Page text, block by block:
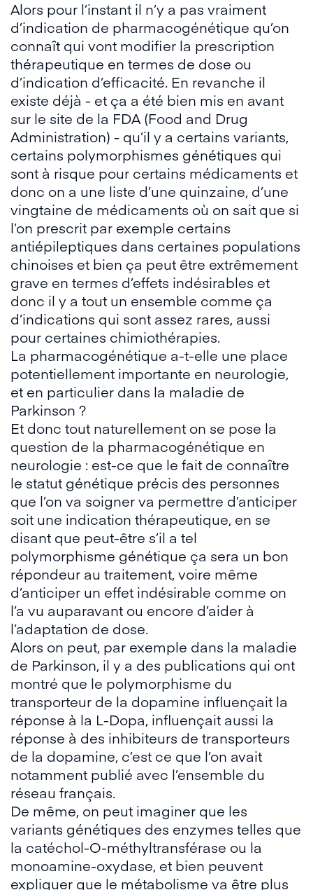
Alors pour l’instant il n’y a pas vraiment
d’indication de pharmacogénétique qu’on
connaît qui vont modifier la prescription
thérapeutique en termes de dose ou
d’indication d’efficacité. En revanche il
existe déjà - et ça a été bien mis en avant
sur le site de la FDA (Food and Drug
Administration) - qu’il y a certains variants,
certains polymorphismes génétiques qui
sont à risque pour certains médicaments et
donc on a une liste d’une quinzaine, d’une
vingtaine de médicaments où on sait que si
l’on prescrit par exemple certains
antiépileptiques dans certaines populations
chinoises et bien ça peut être extrêmement
grave en termes d’effets indésirables et
donc il y a tout un ensemble comme ça
d’indications qui sont assez rares, aussi
pour certaines chimiothérapies.
La pharmacogénétique a-t-elle une place
potentiellement importante en neurologie,
et en particulier dans la maladie de
Parkinson ?
Et donc tout naturellement on se pose la
question de la pharmacogénétique en
neurologie : est-ce que le fait de connaître
le statut génétique précis des personnes
que l’on va soigner va permettre d’anticiper
soit une indication thérapeutique, en se
disant que peut-être s’il a tel
polymorphisme génétique ça sera un bon
répondeur au traitement, voire même
d’anticiper un effet indésirable comme on
l’a vu auparavant ou encore d’aider à
l’adaptation de dose.
Alors on peut, par exemple dans la maladie
de Parkinson, il y a des publications qui ont
montré que le polymorphisme du
transporteur de la dopamine influençait la
réponse à la L-Dopa, influençait aussi la
réponse à des inhibiteurs de transporteurs
de la dopamine, c’est ce que l’on avait
notamment publié avec l’ensemble du
réseau français.
De même, on peut imaginer que les
variants génétiques des enzymes telles que
la catéchol-O-méthyltransférase ou la
monoamine-oxydase, et bien peuvent
expliquer que le métabolisme va être plus